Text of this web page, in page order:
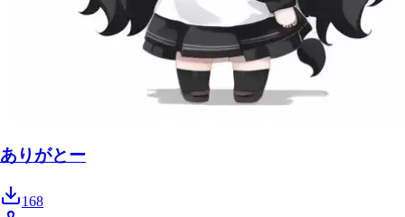
ありがとー
168